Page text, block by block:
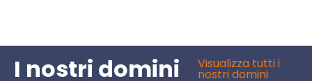
I nostri domini Visualizza tutti i
nostri domini